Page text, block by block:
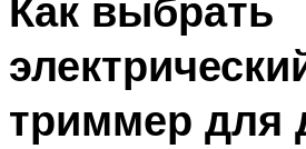
триммер для